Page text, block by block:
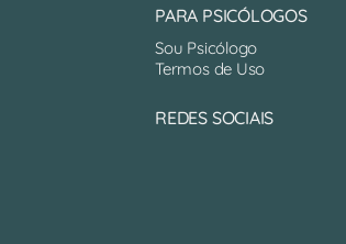
PARA PSICÓLOGOS
Sou Psicólogo
Termos de Uso
REDES SOCIAIS